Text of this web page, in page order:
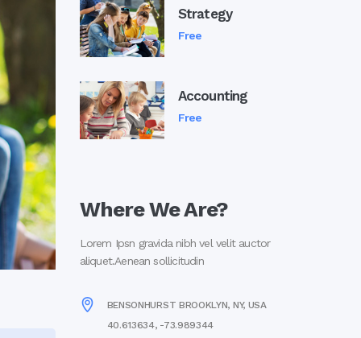
Strategy
Free
Accounting
Free
Where We Are?
Lorem Ipsn gravida nibh vel velit auctor
aliquet.Aenean sollicitudin
BENSONHURST BROOKLYN, NY, USA
40.613634, -73.989344